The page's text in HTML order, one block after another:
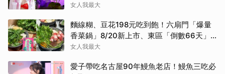
女人我最大
麵線糊、豆花198元吃到飽！六扇門「爆量
香菜鍋」8/20新上市、東區「倒數66天」
香菜甜點店爆紅
女人我最大
愛子帶吃名古屋90年鰻魚老店！鰻魚三吃必